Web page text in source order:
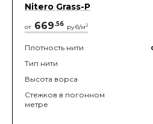
Nitero Grass-P
от 669.56 руб/м2
Плотность нити
Тип нити
Высота ворса
Стежков в погонном
метре